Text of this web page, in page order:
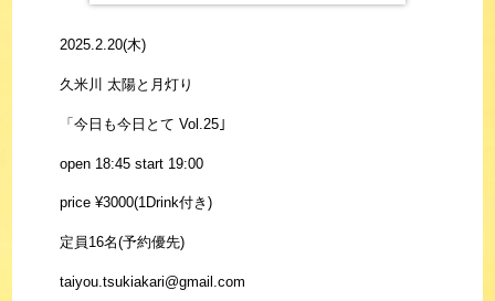
2025.2.20(木)
久米川 太陽と月灯り
「今日も今日とて Vol.25｣
open 18:45 start 19:00
price ¥3000(1Drink付き)
定員16名(予約優先)
taiyou.tsukiakari@gmail.com